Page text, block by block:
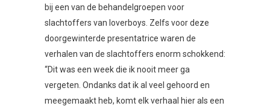
bij een van de behandelgroepen voor
slachtoffers van loverboys. Zelfs voor deze
doorgewinterde presentatrice waren de
verhalen van de slachtoffers enorm schokkend:
“Dit was een week die ik nooit meer ga
vergeten. Ondanks dat ik al veel gehoord en
meegemaakt heb, komt elk verhaal hier als een